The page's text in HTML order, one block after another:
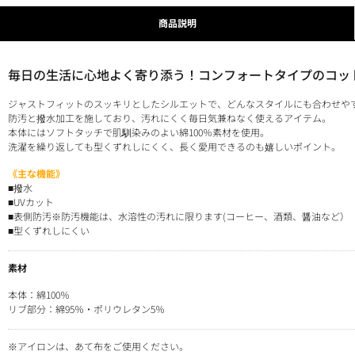
商品説明
毎日の生活に心地よく寄り添う！コンフォートタイプのコ
ジャストフィットのスッキリとしたシルエットで、どんなスタイルにも合わせや
防汚と撥水加工を施しており、汚れにくく毎日気兼ねなく使えるアイテム。
本体にはソフトタッチで肌馴染みのよい綿100％素材を使用。
洗濯を繰り返しても型くずれしにくく、長く愛用できるのも嬉しいポイント。
《主な機能》
■撥水
■UVカット
■表側防汚※防汚機能は、水溶性の汚れに限ります(コーヒー、酒類、醤油など）
■型くずれしにくい
素材
本体：綿100％
リブ部分：綿95％・ポリウレタン5％
※アイロンは、あて布をご使用ください。